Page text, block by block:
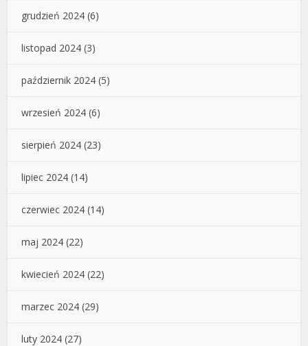
grudzień 2024 (6)
listopad 2024 (3)
październik 2024 (5)
wrzesień 2024 (6)
sierpień 2024 (23)
lipiec 2024 (14)
czerwiec 2024 (14)
maj 2024 (22)
kwiecień 2024 (22)
marzec 2024 (29)
luty 2024 (27)